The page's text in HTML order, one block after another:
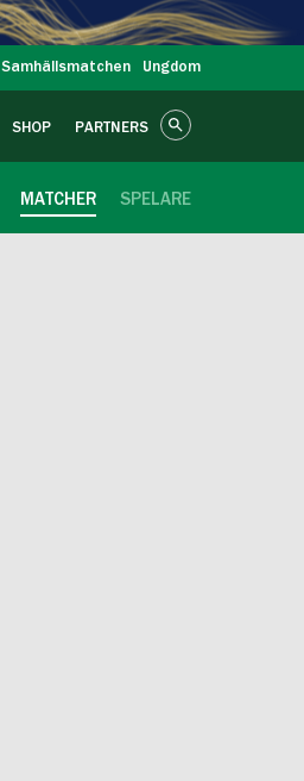
Samhällsmatchen Ungdom
SHOP PARTNERS
SPELARE
MATCHER